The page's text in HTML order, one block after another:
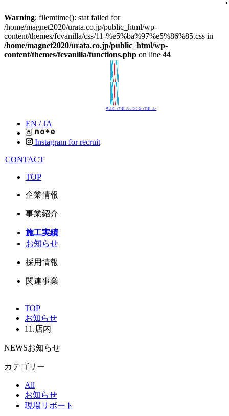
Warning: filemtime(): stat failed for
/home/magnet2020/urata.co.jp/public_html/wp-
content/themes/fcvanilla/css/11-%e5%ba%97%e5%86%85.css in
/home/magnet2020/urata.co.jp/public_html/wp-
content/themes/fcvanilla/functions.php on line 44
考えるって楽しい､つくるって楽しい
EN /JA
Instagram for recruit
CONTACT
TOP
企業情報
事業紹介
施工実績
お知らせ
採用情報
関連事業
TOP
お知らせ
11.店内
NEWSお知らせ
カテゴリー
All
お知らせ
現場リポート